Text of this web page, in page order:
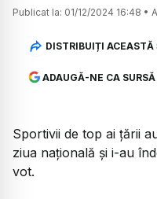
Publicat la: 01/12/2024 16:48 •
DISTRIBUIȚI ACEASTĂ
ADAUGĂ-NE CA
Sportivii de top ai țării
ziua națională și i-au
vot.